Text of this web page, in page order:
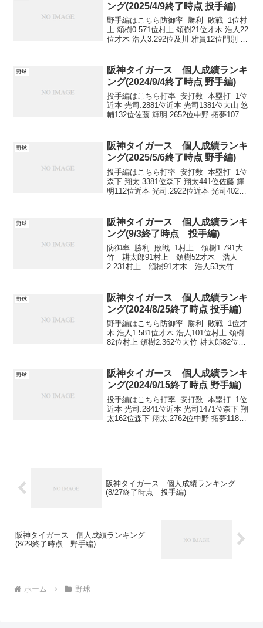
ング(2025/4/9終了時点 投手編)
野手編はこちら防御率 勝利 敗戦 1位村
上 頌樹0.571位村上 頌樹21位才木 浩人22
位才木 浩人3.292位及川 雅貴12位門別 啓
野球
阪神タイガース 個人成績ランキ
ング(2024/9/4終了時点 野手編)
投手編はこちら打率 安打数 本塁打 1位
近本 光司.2881位近本 光司1381位大山 悠
輔132位佐藤 輝明.2652位中野 拓夢1072
野球
阪神タイガース 個人成績ランキ
ング(2025/5/6終了時点 野手編)
投手編はこちら打率 安打数 本塁打 1位
森下 翔太.3381位森下 翔太441位佐藤 輝
明112位近本 光司.2922位近本 光司402位
野球
阪神タイガース 個人成績ランキ
ング(9/3終了時点 投手編)
防御率 勝利 敗戦 1村上 頌樹1.791大
竹 耕太郎91村上 頌樹52才木 浩人
2.231村上 頌樹91才木 浩人53大竹 耕
野球
阪神タイガース 個人成績ランキ
ング(2024/8/25終了時点 投手編)
野手編はこちら防御率 勝利 敗戦 1位才
木 浩人1.581位才木 浩人101位村上 頌樹
82位村上 頌樹2.362位大竹 耕太郎82位大
漆原...
野球
阪神タイガース 個人成績ランキ
ング(2024/9/15終了時点 野手編)
投手編はこちら打率 安打数 本塁打 1位
近本 光司.2841位近本 光司1471位森下 翔
太162位森下 翔太.2762位中野 拓夢1182
阪神タイガース 個人成績ランキング
(8/27終了時点 投手編)
阪神タイガース 個人成績ランキング
(8/29終了時点 野手編)
ホーム 野球